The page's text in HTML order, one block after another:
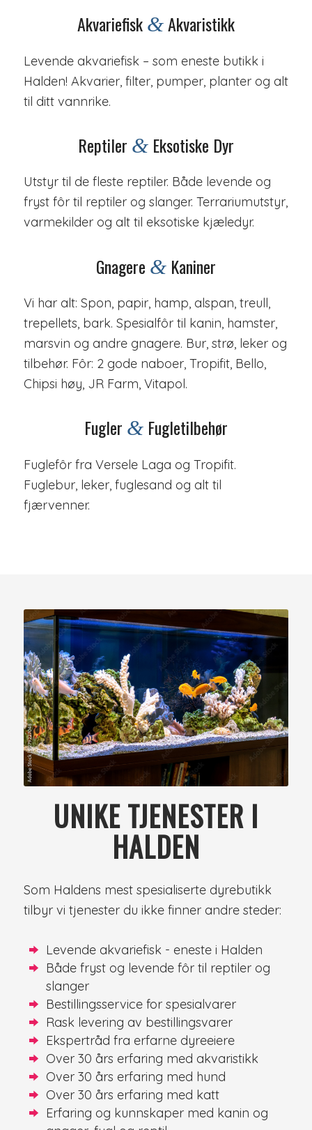
Akvariefisk &Akvaristikk
Levende akvariefisk – som eneste butikk i
Halden! Akvarier, filter, pumper, planter og alt
til ditt vannrike.
Reptiler &Eksotiske Dyr
Utstyr til de fleste reptiler. Både levende og
fryst fôr til reptiler og slanger. Terrariumutstyr,
varmekilder og alt til eksotiske kjæledyr.
Gnagere &Kaniner
Vi har alt: Spon, papir, hamp, alspan, treull,
trepellets, bark. Spesialfôr til kanin, hamster,
marsvin og andre gnagere. Bur, strø, leker og
tilbehør. Fôr: 2 gode naboer, Tropifit, Bello,
Chipsi høy, JR Farm, Vitapol.
Fugler &Fugletilbehør
Fuglefôr fra Versele Laga og Tropifit.
Fuglebur, leker, fuglesand og alt til
fjærvenner.
UNIKE TJENESTER I
HALDEN
Som Haldens mest spesialiserte dyrebutikk
tilbyr vi tjenester du ikke finner andre steder:
Levende akvariefisk - eneste i Halden
Både fryst og levende fôr til reptiler og
slanger
Bestillingsservice for spesialvarer
Rask levering av bestillingsvarer
Ekspertråd fra erfarne dyreeiere
Over 30 års erfaring med akvaristikk
Over 30 års erfaring med hund
Over 30 års erfaring med katt
Erfaring og kunnskaper med kanin og